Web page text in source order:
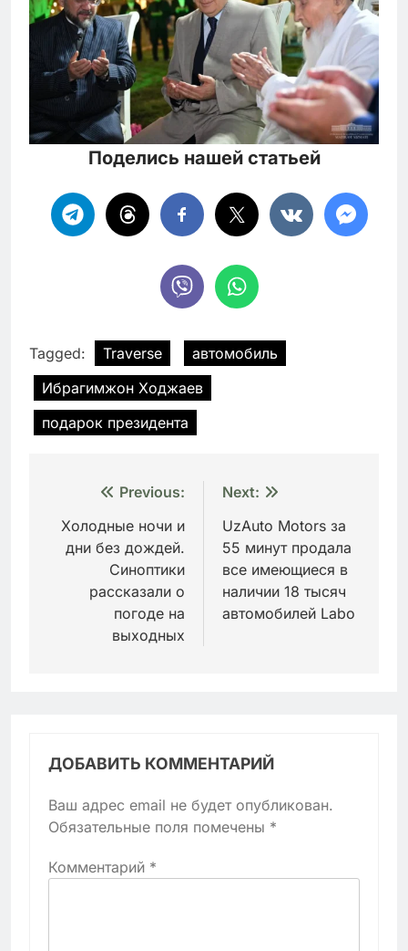
Поделись нашей статьей
Tagged: Traverse
автомобиль
Ибрагимжон Ходжаев
подарок президента
Навигация
по
записям
Previous:
Холодные ночи и
дни без дождей.
Синоптики
рассказали о
погоде на
выходных
Next:
UzAuto Motors за
55 минут продала
все имеющиеся в
наличии 18 тысяч
автомобилей Labo
ДОБАВИТЬ КОММЕНТАРИЙ
Ваш адрес email не будет опубликован.
Обязательные поля помечены *
Комментарий *